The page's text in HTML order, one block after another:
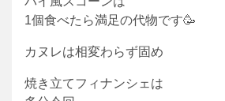
1個食べたら満足の代物です🥳
カヌレは相変わらず固め
焼き立てフィナンシェは